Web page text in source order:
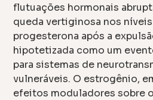
flutuações hormonais
queda vertiginosa nos
progesterona após a
hipotetizada como um
para sistemas de
vulneráveis. O estrogênio,
efeitos moduladores sobre